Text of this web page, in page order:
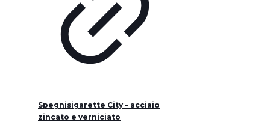
Spegnisigarette City – acciaio
zincato e verniciato